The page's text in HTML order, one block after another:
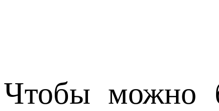
Чтобы можно